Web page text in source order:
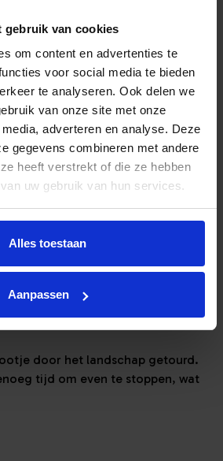
gebruik van cookies
om content en advertenties te
voor social media te bieden
te analyseren. Ook delen we
van onze site met onze
adverteren en analyse. Deze
gegevens combineren met andere
heeft verstrekt of die ze hebben
uw gebruik van hun services.
Alles toestaan
Aanpassen
je leuke plekken tegen om te ...
zou het de moeite waard zijn!
door het landschap getourd.
tijd om even te stoppen, wat